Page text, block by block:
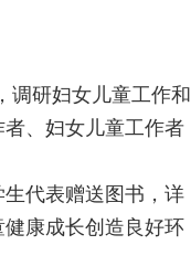
调研妇女儿童工作和
、妇女儿童工作者
代表赠送图书，详
康成长创造良好环